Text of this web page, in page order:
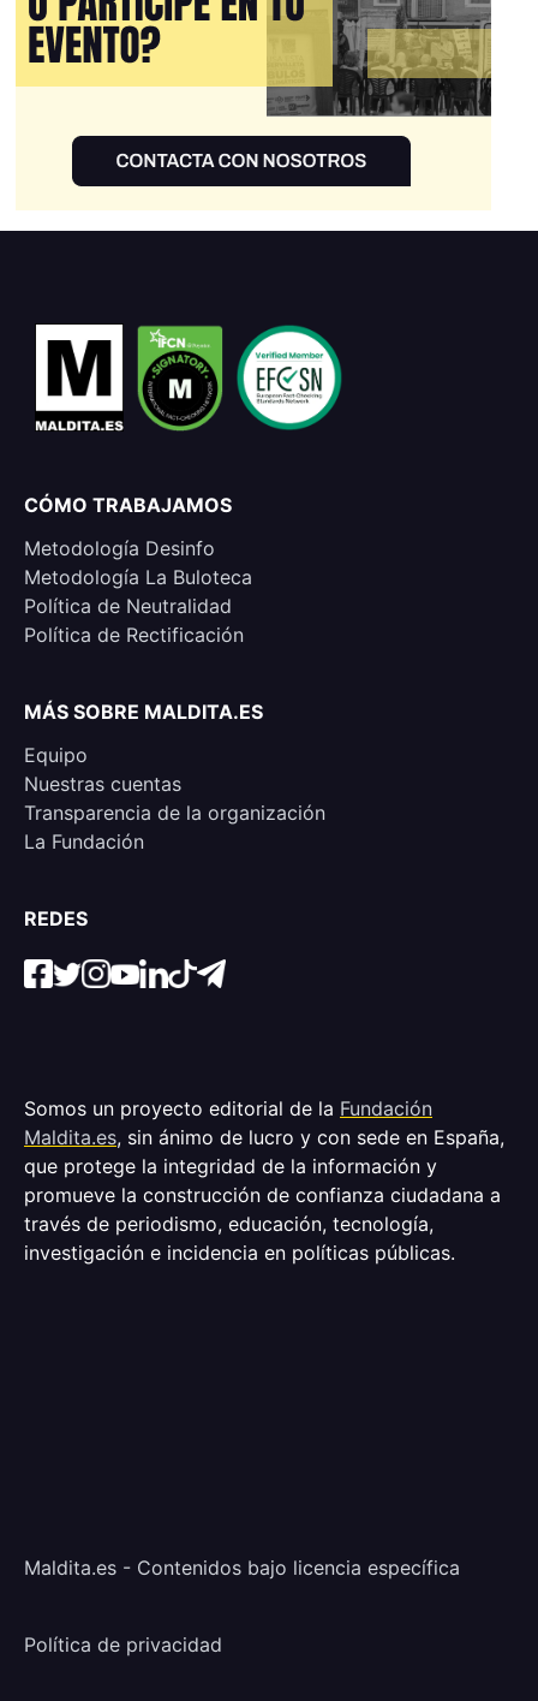
CÓMO TRABAJAMOS
Metodología Desinfo
Metodología La Buloteca
Política de Neutralidad
Política de Rectificación
MÁS SOBRE MALDITA.ES
Equipo
Nuestras cuentas
Transparencia de la organización
La Fundación
REDES
Somos un proyecto editorial de la Fundación
Maldita.es, sin ánimo de lucro y con sede en España,
que protege la integridad de la información y
promueve la construcción de confianza ciudadana a
través de periodismo, educación, tecnología,
investigación e incidencia en políticas públicas.
Maldita.es - Contenidos bajo licencia específica
Política de privacidad